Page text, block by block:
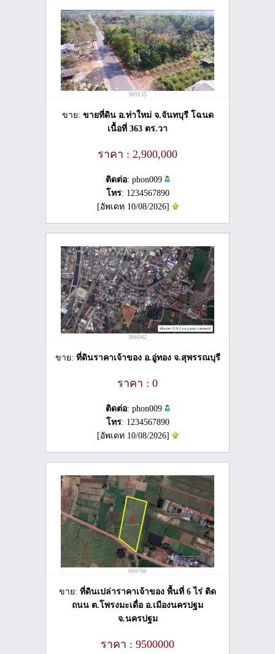
309135
ขาย: ขายที่ดิน อ.ท่าใหม่ จ.จันทบุรี โฉนด
เนื้อที่ 363 ตร.วา
ราคา : 2,900,000
ติดต่อ: phon009
โทร: 1234567890
[อัพเดท 10/08/2026]
366042
ขาย: ที่ดินราคาเจ้าของ อ.อู่ทอง จ.สุพรรณบุรี
ราคา : 0
ติดต่อ: phon009
โทร: 1234567890
[อัพเดท 10/08/2026]
660766
ขาย: ที่ดินเปล่าราคาเจ้าของ พื้นที่ 6 ไร่ ติด
ถนน ต.โพรงมะเดื่อ อ.เมืองนครปฐม
จ.นครปฐม
ราคา : 9500000